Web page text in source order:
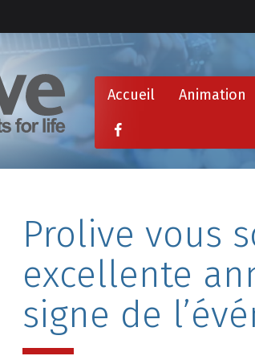
Accueil Animation
Prolive vous
excellente
signe de